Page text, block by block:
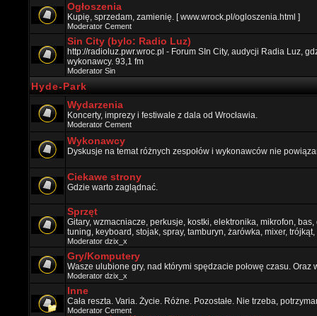
Ogłoszenia
Kupię, sprzedam, zamienię. [ www.wrock.pl/ogloszenia.html ]
Moderator Cement
Sin City (bylo: Radio Luz)
http://radioluz.pwr.wroc.pl - Forum SIn City, audycji Radia Luz,
wykonawcy. 93,1 fm
Moderator Sin
Hyde-Park
Wydarzenia
Koncerty, imprezy i festiwale z dala od Wrocławia.
Moderator Cement
Wykonawcy
Dyskusje na temat różnych zespołów i wykonawców nie
Ciekawe strony
Gdzie warto zaglądnać.
Sprzęt
Gitary, wzmacniacze, perkusje, kostki, elektronika, mikrofon,
tuning, keyboard, stojak, spray, tamburyn, żarówka, mixer, trójkąt,
Moderator dzix_x
Gry/Komputery
Wasze ulubione gry, nad którymi spędzacie połowę czasu.
Moderator dzix_x
Inne
Cała reszta. Varia. Życie. Różne. Pozostałe. Nie trzeba,
Moderator Cement